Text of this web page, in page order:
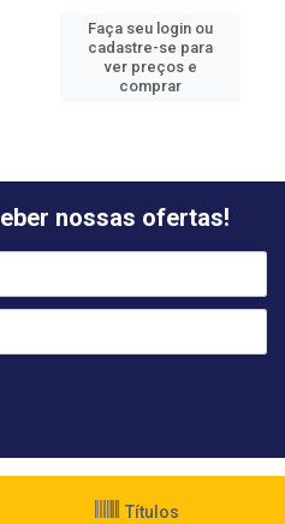
Faça seu login ou
cadastre-se para
ver preços e
comprar
nossas ofertas!
Títulos